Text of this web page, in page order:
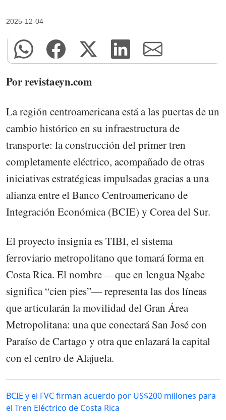
2025-12-04
Por revistaeyn.com
La región centroamericana está a las puertas de un
cambio histórico en su infraestructura de
transporte: la construcción del primer tren
completamente eléctrico, acompañado de otras
iniciativas estratégicas impulsadas gracias a una
alianza entre el Banco Centroamericano de
Integración Económica (BCIE) y Corea del Sur.
El proyecto insignia es TIBI, el sistema
ferroviario metropolitano que tomará forma en
Costa Rica. El nombre —que en lengua Ngabe
significa “cien pies”— representa las dos líneas
que articularán la movilidad del Gran Área
Metropolitana: una que conectará San José con
Paraíso de Cartago y otra que enlazará la capital
con el centro de Alajuela.
BCIE y el FVC firman acuerdo por US$200 millones para
el Tren Eléctrico de Costa Rica